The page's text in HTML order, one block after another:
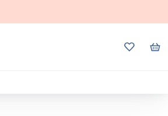
Meine